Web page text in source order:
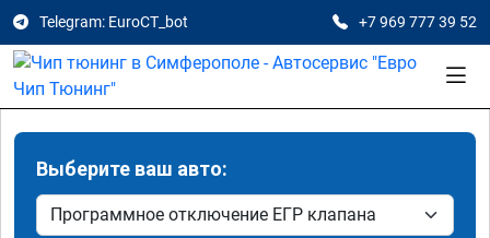
Telegram: EuroCT_bot +7 969 777 39 52
Выберите ваш авто: